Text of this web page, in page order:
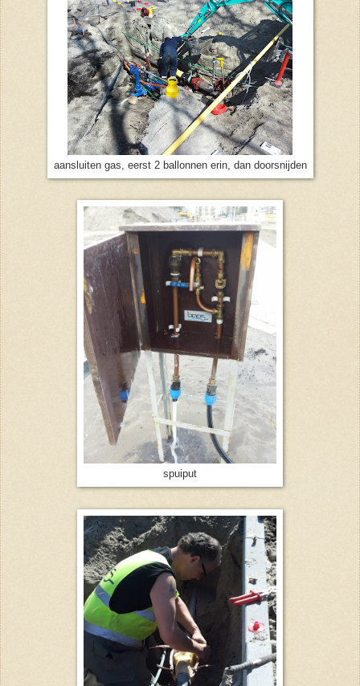
aansluiten gas, eerst 2 ballonnen erin, dan doorsnijden
spuiput